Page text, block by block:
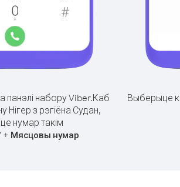
панэлі набору Viber.Каб
Нігер з рэгіёна Судан,
нумар такім
+ Мясцовы нумар
Выберыце